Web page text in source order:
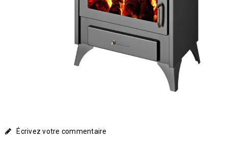
Écrivez votre commentaire